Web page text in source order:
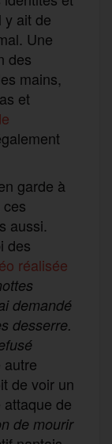
y ait de
Une
des
mains,
et
garde à
aussi.
des
réalisée
demandé
desserre.
autre
de voir un
attaque de
de mourir